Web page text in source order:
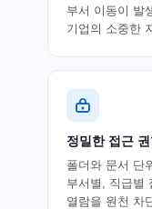
부서 이동이 발
기업의 소중한
정밀한 접근
폴더와 문서 단
부서별, 직급별
열람을 원천 차